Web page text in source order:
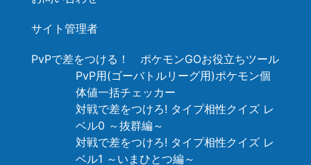
サイト管理者
PvPで差をつける！ ポケモンGOお役立ちツール
PvP用(ゴーバトルリーグ用)ポケモン個
体値一括チェッカー
対戦で差をつけろ! タイプ相性クイズ レ
ベル0 ～抜群編～
対戦で差をつけろ! タイプ相性クイズ レ
ベル1 ～いまひとつ編～